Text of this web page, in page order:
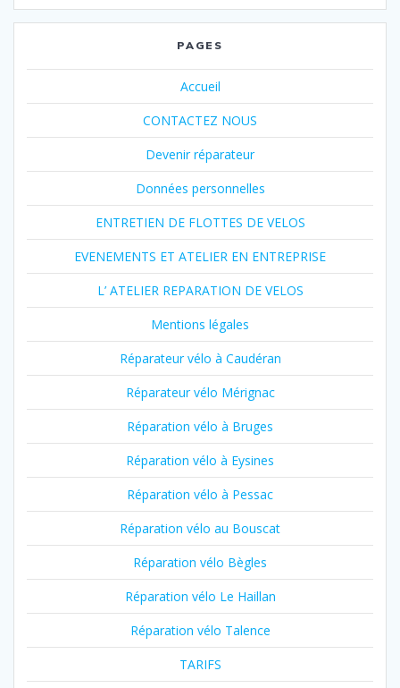
:
PAGES
Accueil
CONTACTEZ NOUS
Devenir réparateur
Données personnelles
ENTRETIEN DE FLOTTES DE VELOS
EVENEMENTS ET ATELIER EN ENTREPRISE
L’ ATELIER REPARATION DE VELOS
Mentions légales
Réparateur vélo à Caudéran
Réparateur vélo Mérignac
Réparation vélo à Bruges
Réparation vélo à Eysines
Réparation vélo à Pessac
Réparation vélo au Bouscat
Réparation vélo Bègles
Réparation vélo Le Haillan
Réparation vélo Talence
TARIFS